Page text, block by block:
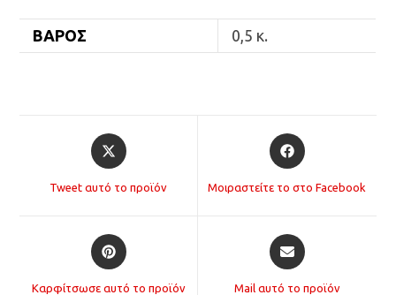
ΒΆΡΟΣ 0,5 κ.
Opens
in
Tweet αυτό το προϊόν
Opens
in
Μοιραστείτε το στο Facebook
Opens
in
Καρφίτσωσε αυτό το προϊόν
Opens
in
Mail αυτό το προϊόν